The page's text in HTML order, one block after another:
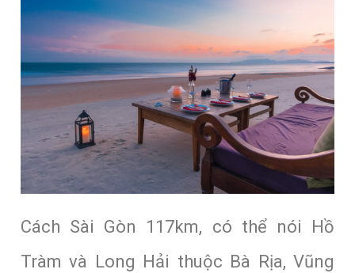
Cách Sài Gòn 117km, có thể nói Hồ
Tràm và Long Hải thuộc Bà Rịa, Vũng